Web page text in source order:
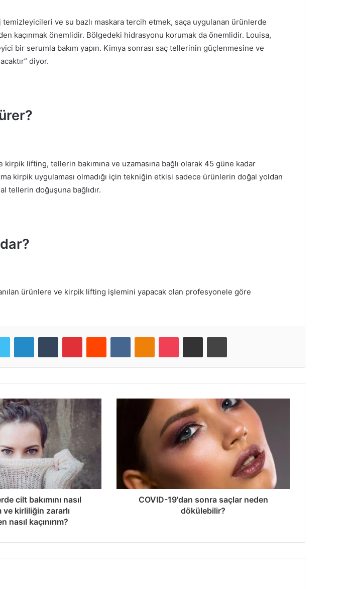
temizleyicileri ve su bazlı maskara tercih etmek, saça uygulanan ürünlerde
kaçınmak önemlidir. Bölgedeki hidrasyonu korumak da önemlidir. Louisa,
bir serumla bakım yapın. Kimya sonrası saç tellerinin güçlenmesine ve
diyor.
kirpik lifting, tellerin bakımına ve uzamasına bağlı olarak 45 güne kadar
kirpik uygulaması olmadığı için tekniğin etkisi sadece ürünlerin doğal yoldan
tellerin doğuşuna bağlıdır.
ürünlere ve kirpik lifting işlemini yapacak olan profesyonele göre
cilt bakımını nasıl
kirliliğin zararlı
nasıl kaçınırım?
COVID-19'dan sonra saçlar neden
dökülebilir?